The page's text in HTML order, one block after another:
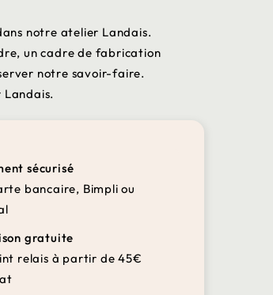
notre atelier Landais.
un cadre de fabrication
notre savoir-faire.
Landais.
sécurisé
bancaire, Bimpli ou
gratuite
relais à partir de 45€